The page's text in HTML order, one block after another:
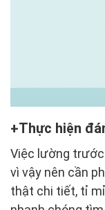
Thực hiện
Việc lường
vì vậy nên cần
thật chi tiết, tỉ